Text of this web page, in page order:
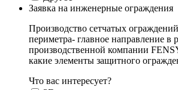
Заявка на инженерные ограждения
Производство сетчатых
периметра- главное направление в
производственной компании
какие элементы защитного
Что вас интересует?